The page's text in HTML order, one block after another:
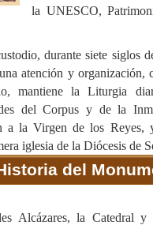
la UNESCO,
durante siete siglos
atención y organización,
mantiene la Liturgia
del Corpus y de la
a la Virgen de los Reyes,
iglesia de la Diócesis de
del
Alcázares, la Catedral y